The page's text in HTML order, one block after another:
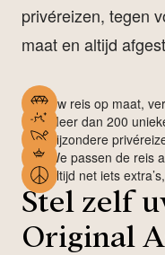
privéreizen, tegen
maat en altijd
Uw reis op maat,
Meer dan 200
Bijzondere
We passen de reis
Altijd net iets
Stel zelf
Original